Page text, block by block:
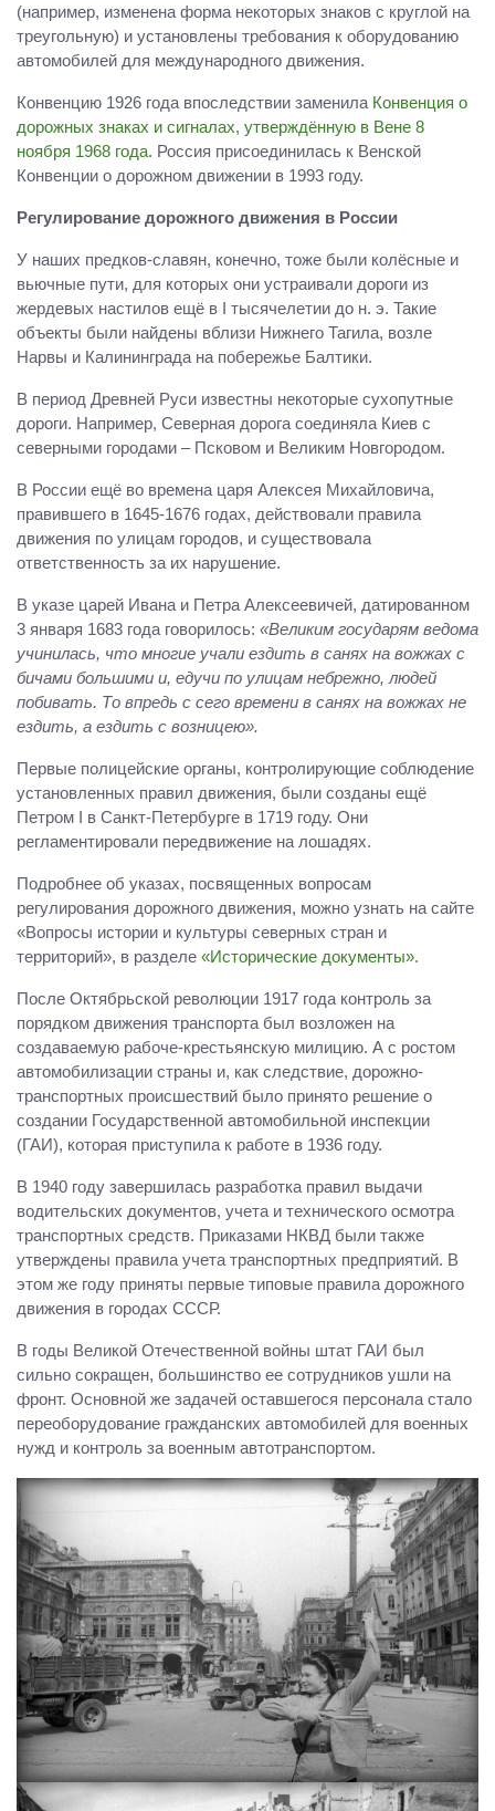
(например, изменена форма некоторых знаков с круглой на
треугольную) и установлены требования к оборудованию
автомобилей для международного движения.
Конвенцию 1926 года впоследствии заменила Конвенция о
дорожных знаках и сигналах, утверждённую в Вене 8
ноября 1968 года. Россия присоединилась к Венской
Конвенции о дорожном движении в 1993 году.
Регулирование дорожного движения в России
У наших предков-славян, конечно, тоже были колёсные и
вьючные пути, для которых они устраивали дороги из
жердевых настилов ещё в I тысячелетии до н. э. Такие
объекты были найдены вблизи Нижнего Тагила, возле
Нарвы и Калининграда на побережье Балтики.
В период Древней Руси известны некоторые сухопутные
дороги. Например, Северная дорога соединяла Киев с
северными городами – Псковом и Великим Новгородом.
В России ещё во времена царя Алексея Михайловича,
правившего в 1645-1676 годах, действовали правила
движения по улицам городов, и существовала
ответственность за их нарушение.
В указе царей Ивана и Петра Алексеевичей, датированном
3 января 1683 года говорилось: «Великим государям ведома
учинилась, что многие учали ездить в санях на вожжах с
бичами большими и, едучи по улицам небрежно, людей
побивать. То впредь с сего времени в санях на вожжах не
ездить, а ездить с возницею».
Первые полицейские органы, контролирующие соблюдение
установленных правил движения, были созданы ещё
Петром I в Санкт-Петербурге в 1719 году. Они
регламентировали передвижение на лошадях.
Подробнее об указах, посвященных вопросам
регулирования дорожного движения, можно узнать на сайте
«Вопросы истории и культуры северных стран и
территорий», в разделе «Исторические документы».
После Октябрьской революции 1917 года контроль за
порядком движения транспорта был возложен на
создаваемую рабоче-крестьянскую милицию. А с ростом
автомобилизации страны и, как следствие, дорожно-
транспортных происшествий было принято решение о
создании Государственной автомобильной инспекции
(ГАИ), которая приступила к работе в 1936 году.
В 1940 году завершилась разработка правил выдачи
водительских документов, учета и технического осмотра
транспортных средств. Приказами НКВД были также
утверждены правила учета транспортных предприятий. В
этом же году приняты первые типовые правила дорожного
движения в городах СССР.
В годы Великой Отечественной войны штат ГАИ был
сильно сокращен, большинство ее сотрудников ушли на
фронт. Основной же задачей оставшегося персонала стало
переоборудование гражданских автомобилей для военных
нужд и контроль за военным автотранспортом.